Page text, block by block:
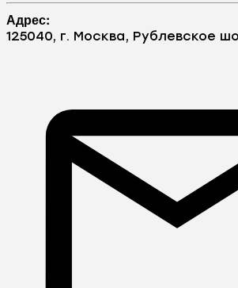
Адрес:
125040, г. Москва, Рублевское